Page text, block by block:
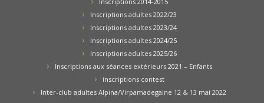
Inscriptions adultes 2022/23
Inscriptions adultes 2023/24
Inscriptions adultes 2024/25
Inscriptions adultes 2025/26
Inscriptions aux séances extérieurs 2021 – Enfants
inscriptions contest
Inter-club adultes Alpina/Virpamadegaine 12 & 13 mai 2022